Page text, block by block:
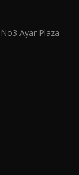
Ayar Plaza